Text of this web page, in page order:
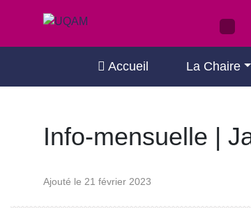
Accueil La Chaire
Info-mensuelle |
Ajouté le 21 février 2023